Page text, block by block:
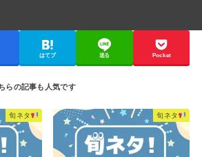
はてブ 送る Pocket
旬ネタ 旬ネタ